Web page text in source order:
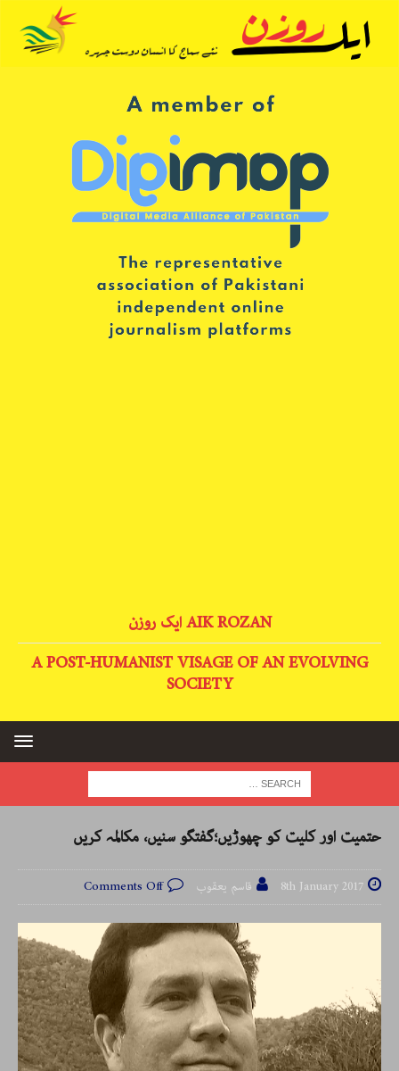
AIK ROZAN ایک روزن
A POST-HUMANIST VISAGE OF AN EVOLVING
SOCIETY
حتمیت اور کلیت کو چھوڑیں؛گفتگو سنیں، مکالمہ کریں
8th January 2017 قاسم یعقوب Comments Off